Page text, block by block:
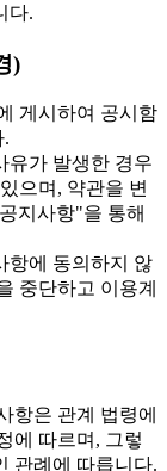
다.
)
게시하여 공시함
.
가 발생한 경우
으며, 약관을 변
지사항"을 통해
에 동의하지 않
중단하고 이용계
항은 관계 법령에
에 따르며, 그렇
관례에 따릅니다.